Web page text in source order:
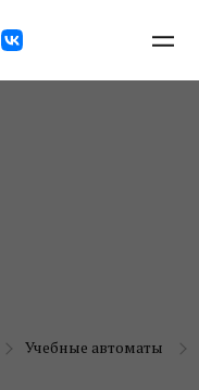
Учебные автоматы